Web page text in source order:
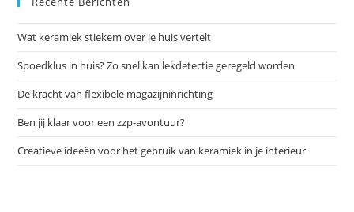
Wat keramiek stiekem over je huis vertelt
Spoedklus in huis? Zo snel kan lekdetectie geregeld worden
De kracht van flexibele magazijninrichting
Ben jij klaar voor een zzp-avontuur?
Creatieve ideeën voor het gebruik van keramiek in je interieur